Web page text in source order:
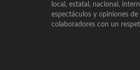
local, estatal, nacional,
espectáculos y opiniones
colaboradores con un